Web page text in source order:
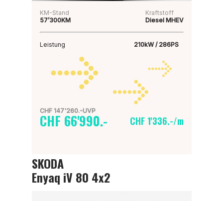
KM-Stand
57’300KM
Kraftstoff
Diesel MHEV
Leistung 210kW / 286PS
CHF 147'260.-UVP
CHF 66'990.- CHF 1'336.-/m
SKODA
Enyaq iV 80 4x2